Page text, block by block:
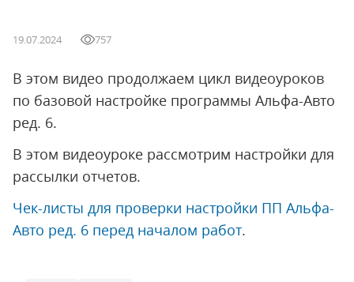
19.07.2024 757
В этом видео продолжаем цикл видеоуроков
по базовой настройке программы Альфа-Авто
ред. 6.
В этом видеоуроке рассмотрим настройки для
рассылки отчетов.
Чек-листы для проверки настройки ПП Альфа-
Авто ред. 6 перед началом работ.